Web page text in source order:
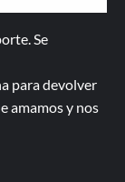
Se
para devolver
amamos y nos